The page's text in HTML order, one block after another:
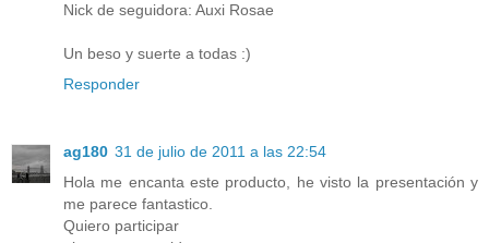
Nick de seguidora: Auxi Rosae
Un beso y suerte a todas :)
Responder
ag180 31 de julio de 2011 a las 22:54
Hola me encanta este producto, he visto la presentación y
me parece fantastico.
Quiero participar